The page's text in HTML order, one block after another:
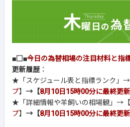
■□■今日の為替相場の注目材料と指
更新履歴 ：
★「スケジュール表と指標ランク」
プ】 →【8月10日15時00分に最終更新
★「詳細情報や羊飼いの相場観」→【
プ】 →【8月10日15時00分に最終更新